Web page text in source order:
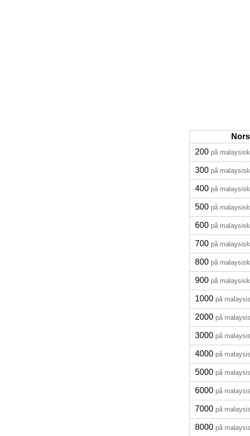
200 på malaysisk
300 på malaysisk
400 på malaysisk
500 på malaysisk
600 på malaysisk
700 på malaysisk
800 på malaysisk
900 på malaysisk
1000 på
2000 på
3000 på
4000 på
5000 på
6000 på
7000 på
8000 på